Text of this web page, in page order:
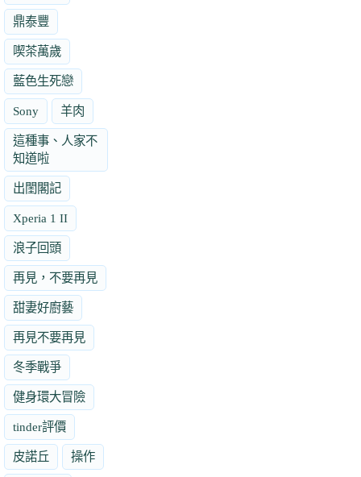
鼎泰豐
喫茶萬歲
藍色生死戀
Sony 羊肉
這種事、人家不
知道啦
出閨閣記
Xperia 1 II
浪子回頭
再見，不要再見
甜妻好廚藝
再見不要再見
冬季戰爭
健身環大冒險
tinder評價
皮諾丘 操作